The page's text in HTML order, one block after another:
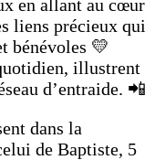
en allant au cœur
liens précieux qui
bénévoles 💛
illustrent
d’entraide. 📲
dans la
de Baptiste, 5